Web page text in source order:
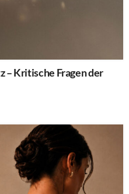
– Kritische Fragen der